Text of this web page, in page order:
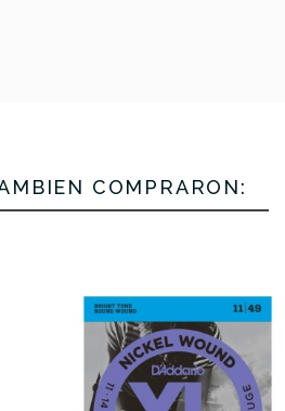
DAddario PW-
10S Cejilla
Silver
COMPRARON: